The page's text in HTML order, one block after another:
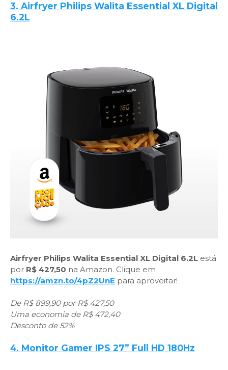
3. Airfryer Philips Walita Essential XL Digital
6.2L
Airfryer Philips Walita Essential XL Digital 6.2L está
por R$ 427,50 na Amazon. Clique em
https://amzn.to/4pZ2UnE para aproveitar!
De R$ 899,90 por R$ 427,50
Uma economia de R$ 472,40
Desconto de 52%
4. Monitor Gamer IPS 27” Full HD 180Hz